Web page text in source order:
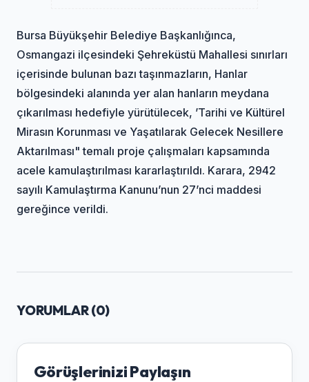
Bursa Büyükşehir Belediye Başkanlığınca,
Osmangazi ilçesindeki Şehreküstü Mahallesi sınırları
içerisinde bulunan bazı taşınmazların, Hanlar
bölgesindeki alanında yer alan hanların meydana
çıkarılması hedefiyle yürütülecek, ’Tarihi ve Kültürel
Mirasın Korunması ve Yaşatılarak Gelecek Nesillere
Aktarılması" temalı proje çalışmaları kapsamında
acele kamulaştırılması kararlaştırıldı. Karara, 2942
sayılı Kamulaştırma Kanunu’nun 27’nci maddesi
gereğince verildi.
YORUMLAR (0)
Görüşlerinizi Paylaşın